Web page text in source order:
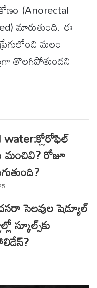
(Anorectal
మారుతుంది. ఈ
మలం
తొలగిపోతుందని
water:క్లోరోఫిల్
మంచివి? రోజూ
సెలవుల షెడ్యూల్
స్కూల్స్‌కు